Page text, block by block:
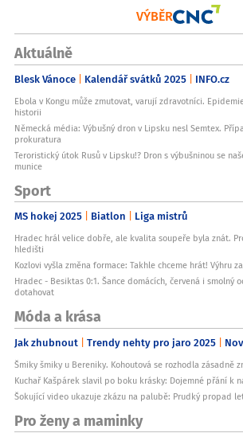
VÝBĚR
Aktuálně
Blesk Vánoce Kalendář svátků 2025 INFO.cz
Ebola v Kongu může zmutovat, varují zdravotníci.
historii
Německá média: Výbušný dron v Lipsku nesl Semtex.
prokuratura
Teroristický útok Rusů v Lipsku!? Dron s výbušninou se
munice
Sport
MS hokej 2025 Biatlon Liga mistrů
Hradec hrál velice dobře, ale kvalita soupeře byla znát.
hledišti
Kozlovi vyšla změna formace: Takhle chceme hrát! Výhru
Hradec - Besiktas 0:1. Šance domácích, červená i smolný
dotahovat
Móda a krása
Jak zhubnout Trendy nehty pro jaro 2025
Šmiky šmiky u Bereniky. Kohoutová se rozhodla zásadně
Kuchař Kašpárek slavil po boku krásky: Dojemné přání k
Šokující video ukazuje zkázu na palubě: Prudký propad
Pro ženy a maminky